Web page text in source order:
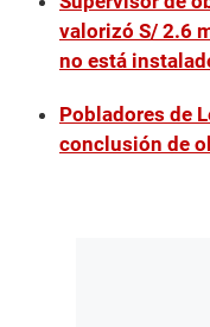
valorizó S/ 2.6
no está
Pobladores de
conclusión de